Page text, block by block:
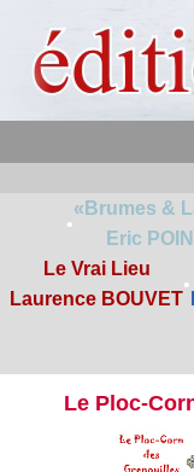
•
«Brumes &
Eric
Le Vrai Lieu
Laurence BOUVET
•
Le Ploc-